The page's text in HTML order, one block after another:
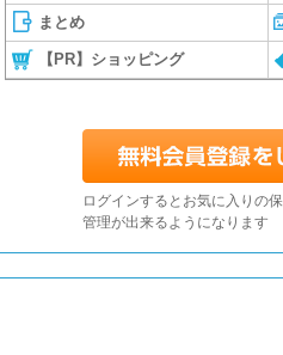
まとめ
【PR】ショッピング
ログインするとお気に入りの
管理が出来るようになります